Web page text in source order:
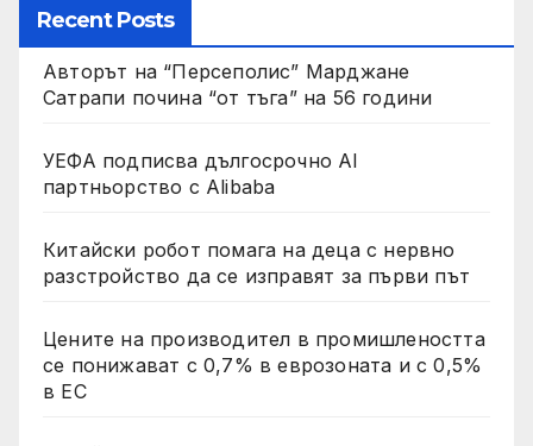
Recent Posts
Авторът на “Персеполис” Марджане
Сатрапи почина “от тъга” на 56 години
УЕФА подписва дългосрочно AI
партньорство с Alibaba
Китайски робот помага на деца с нервно
разстройство да се изправят за първи път
Цените на производител в промишлеността
се понижават с 0,7% в еврозоната и с 0,5%
в ЕС